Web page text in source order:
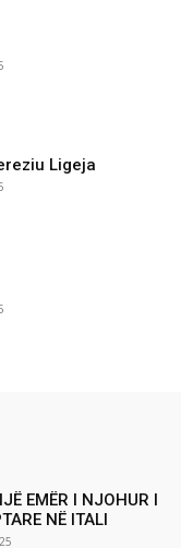
Ligeja
EMËR I NJOHUR I
NË ITALI